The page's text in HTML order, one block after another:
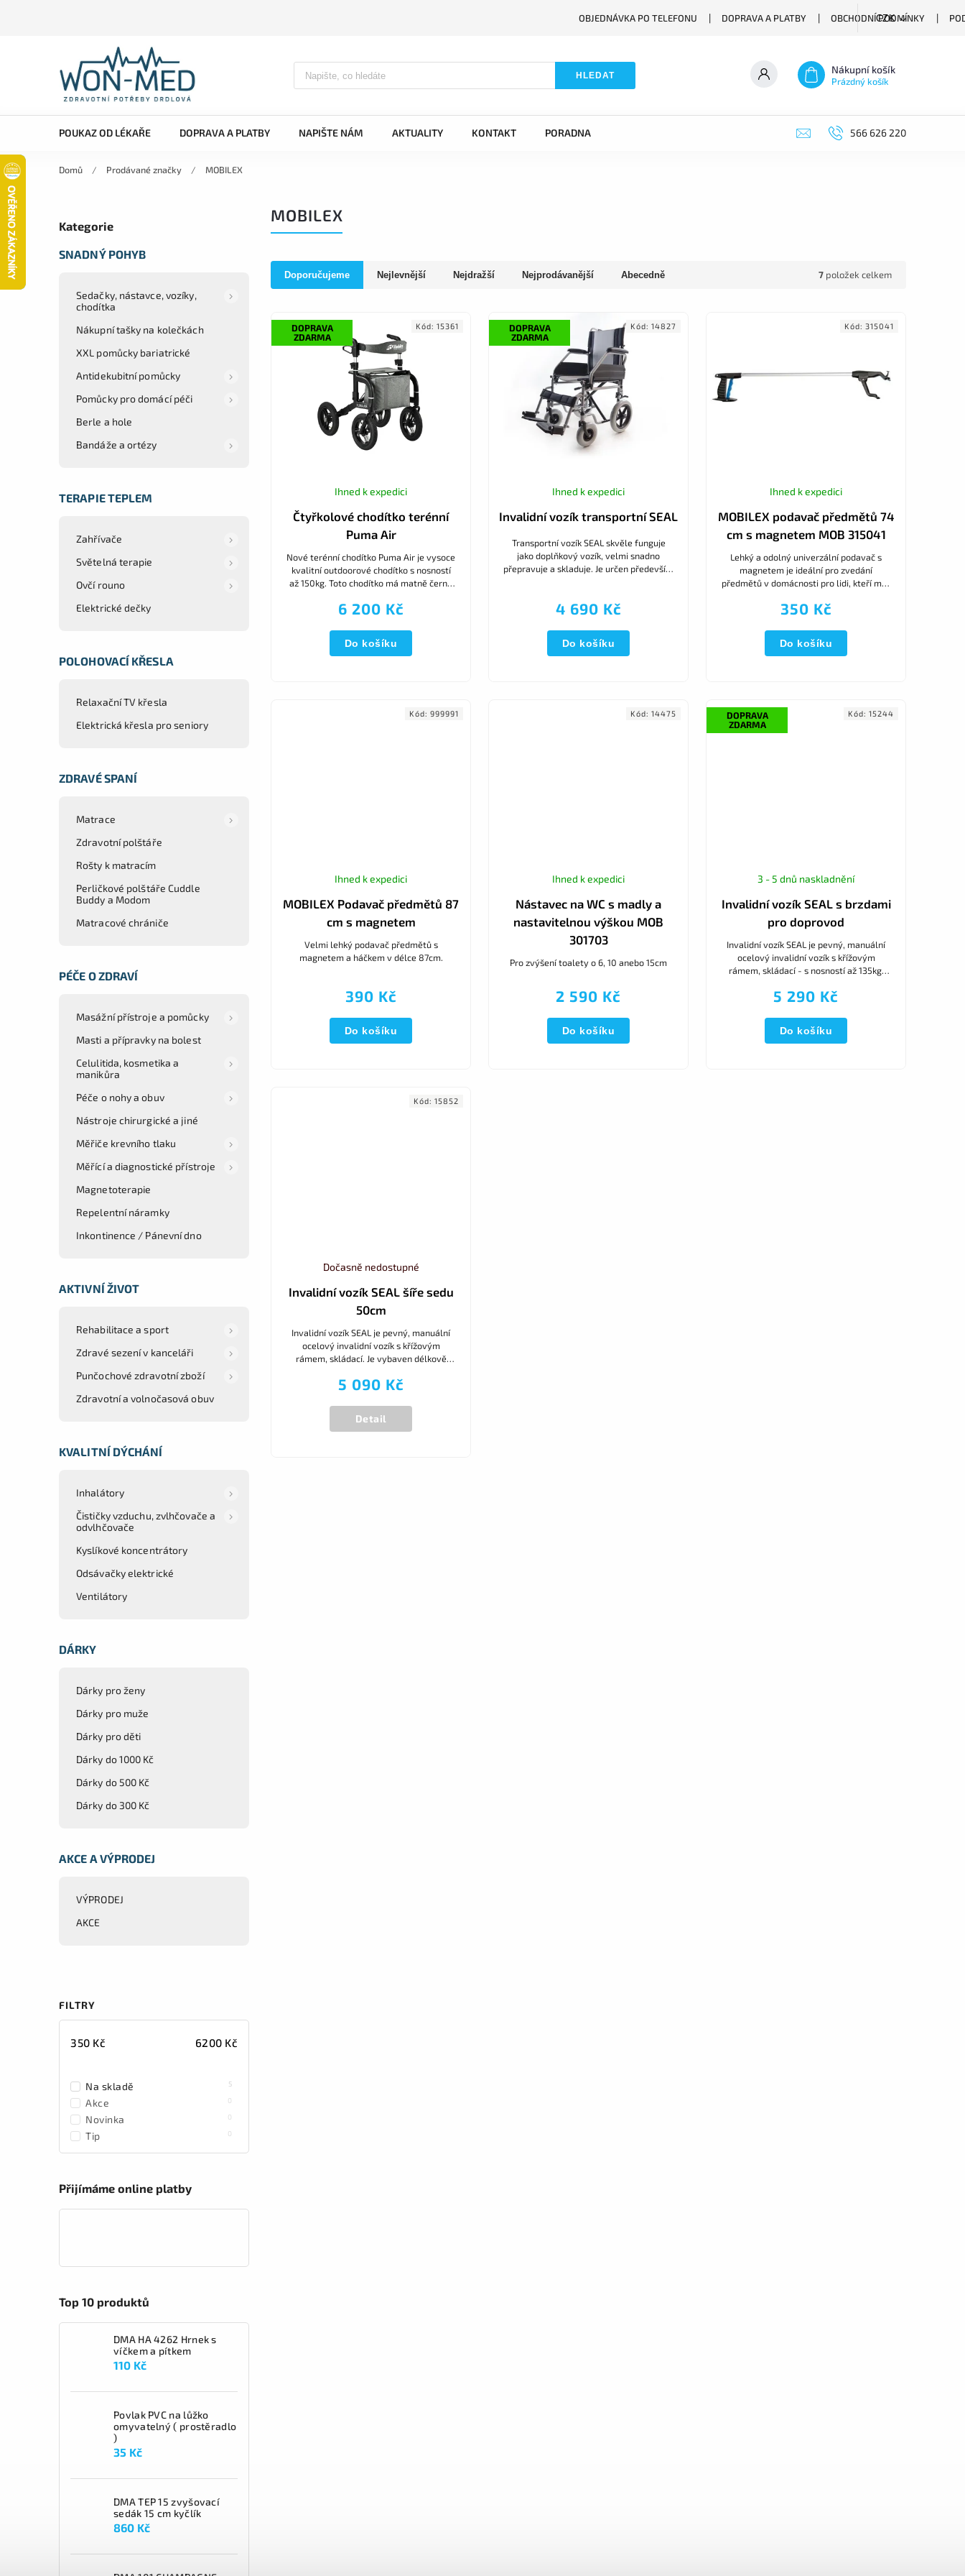
OBJEDNÁVKA PO TELEFONU DOPRAVA A PLATBY OBCHODNÍ PODMÍNKY
CZK
HLEDAT Nákupní košík
Prázdný košík
POUKAZ OD LÉKAŘE DOPRAVA A PLATBY NAPIŠTE NÁM AKTUALITY KONTAKT PORADNA 566 626 220
Domů / Prodávané značky / MOBILEX
Kategorie
SNADNÝ POHYB
Sedačky, nástavce, vozíky,
chodítka
Nákupní tašky na kolečkách
XXL pomůcky bariatrické
Antidekubitní pomůcky
Pomůcky pro domácí péči
Berle a hole
Bandáže a ortézy
TERAPIE TEPLEM
Zahřívače
Světelná terapie
Ovčí rouno
Elektrické dečky
POLOHOVACÍ KŘESLA
Relaxační TV křesla
Elektrická křesla pro seniory
ZDRAVÉ SPANÍ
Matrace
Zdravotní polštáře
Rošty k matracím
Perličkové polštáře Cuddle
Buddy a Modom
Matracové chrániče
PÉČE O ZDRAVÍ
Masážní přístroje a pomůcky
Masti a přípravky na bolest
Celulitida, kosmetika a
manikůra
Péče o nohy a obuv
Nástroje chirurgické a jiné
Měřiče krevního tlaku
Měřící a diagnostické přístroje
Magnetoterapie
Repelentní náramky
Inkontinence / Pánevní dno
AKTIVNÍ ŽIVOT
Rehabilitace a sport
Zdravé sezení v kanceláři
Punčochové zdravotní zboží
Zdravotní a volnočasová obuv
KVALITNÍ DÝCHÁNÍ
Inhalátory
Čističky vzduchu, zvlhčovače a
odvlhčovače
Kyslíkové koncentrátory
Odsávačky elektrické
Ventilátory
DÁRKY
Dárky pro ženy
Dárky pro muže
Dárky pro děti
Dárky do 1000 Kč
Dárky do 500 Kč
Dárky do 300 Kč
AKCE A VÝPRODEJ
VÝPRODEJ
AKCE
FILTRY
350 Kč 6200 Kč
Na skladě 5
Akce 0
Novinka 0
Tip 0
Přijímáme online platby
Top 10 produktů
DMA HA 4262 Hrnek s
víčkem a pítkem
110 Kč
Povlak PVC na lůžko
omyvatelný ( prostěradlo
)
35 Kč
DMA TEP 15 zvyšovací
sedák 15 cm kyčlík
860 Kč
MOBILEX
Doporučujeme Nejlevnější Nejdražší Nejprodávanější Abecedně 7 položek celkem
DOPRAVA
ZDARMA
Čtyřkolové chodítko terénní
Puma Air
Ihned k expedici
6 200 Kč
Do košíku
Nové terénní chodítko Puma Air je vysoce
kvalitní outdoorové chodítko s nosností
až 150kg. Toto chodítko má matně černý
mm) pro větší...
Kód: 15361
DOPRAVA
ZDARMA
Invalidní vozík transportní SEAL
Ihned k expedici
4 690 Kč
Do košíku
Transportní vozík SEAL skvěle funguje
jako doplňkový vozík, velmi snadno
přepravuje a skladuje. Je určen především
Kód: 14827
MOBILEX podavač předmětů 74
cm s magnetem MOB 315041
Ihned k expedici
350 Kč
Do košíku
Lehký a odolný univerzální podavač s
magnetem je ideální pro zvedání
předmětů v domácnosti pro lidi, kteří mají
Kód: 315041
MOBILEX Podavač předmětů 87
cm s magnetem
Ihned k expedici
390 Kč
Do košíku
Velmi lehký podavač předmětů s
magnetem a háčkem v délce 87cm.
Kód: 999991
Nástavec na WC s madly a
nastavitelnou výškou MOB
301703
Ihned k expedici
2 590 Kč
Do košíku
Pro zvýšení toalety o 6, 10 anebo 15cm
Kód: 14475
DOPRAVA
ZDARMA
Invalidní vozík SEAL s brzdami
pro doprovod
3 - 5 dnů naskladnění
5 290 Kč
Do košíku
Invalidní vozík SEAL je pevný, manuální
ocelový invalidní vozík s křížovým
rámem, skládací - s nosností až 135kg.
samostatně nebo s pomocí...
Kód: 15244
Invalidní vozík SEAL šíře sedu
50cm
Dočasně nedostupné
5 090 Kč
Detail
Invalidní vozík SEAL je pevný, manuální
ocelový invalidní vozík s křížovým
rámem, skládací. Je vybaven délkově
odnímatelnými...
Kód: 15852